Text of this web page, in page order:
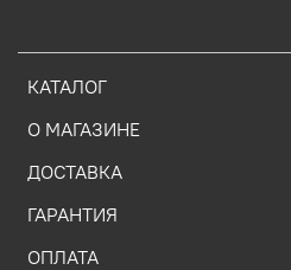
КАТАЛОГ
О МАГАЗИНЕ
ДОСТАВКА
ГАРАНТИЯ
ОПЛАТА